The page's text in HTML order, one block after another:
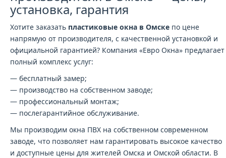
установка, гарантия
Хотите заказать пластиковые окна в Омске по цене
напрямую от производителя, с качественной установкой и
официальной гарантией? Компания «Евро Окна» предлагает
полный комплекс услуг:
— бесплатный замер;
— производство на собственном заводе;
— профессиональный монтаж;
— послегарантийное обслуживание.
Мы производим окна ПВХ на собственном современном
заводе, что позволяет нам гарантировать высокое качество
и доступные цены для жителей Омска и Омской области. В